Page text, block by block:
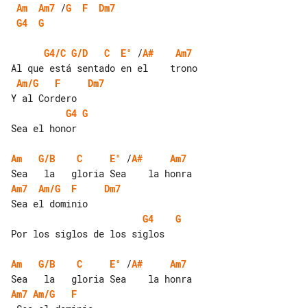
Am
Am7 /G F
Dm7
G4
G
G4/C G/D C E° /A#
Am7
Am/G
F
Dm7
G4 G
Sea el honor
Am G/B C E° /A#
Am7
Am7
Am/G F
Dm7
G4
G
Por los siglos de los siglos
Am G/B C E° /A#
Am7
Am7 Am/G
F